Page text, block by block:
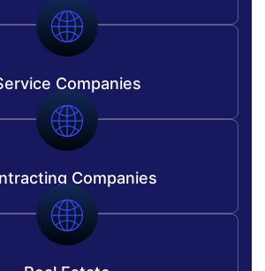
Service Companies
Contracting Companies